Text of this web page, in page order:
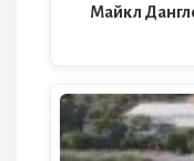
Майкл